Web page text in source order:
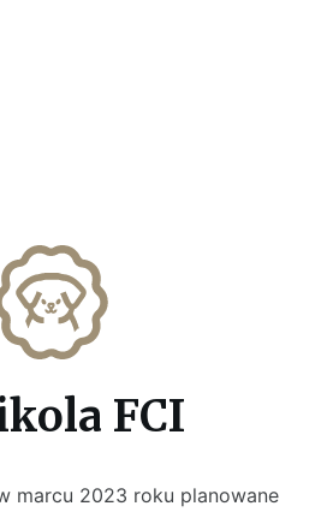
FCI
marcu 2023 roku planowane